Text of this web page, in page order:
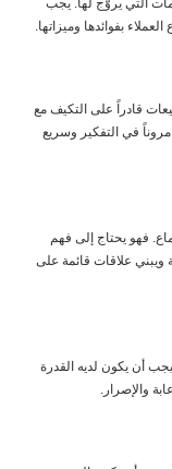
التي يروّج لها. يجب
بفوائدها وميزاتها.
قادراً على التكيف مع
في التفكير وسريع
فهو يحتاج إلى فهم
ويبني علاقات قائمة على
أن يكون لديه القدرة
والإصرار.